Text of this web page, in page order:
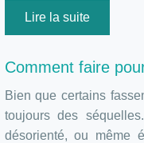
Lire la suite
Comment faire
Bien que certains
toujours des
désorienté, ou même